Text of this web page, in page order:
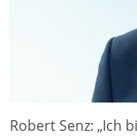
Robert Senz: „Ich